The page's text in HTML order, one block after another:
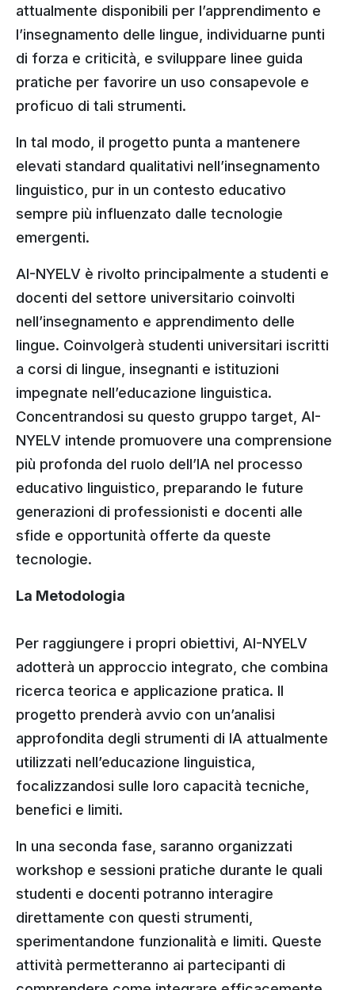
attualmente disponibili per l’apprendimento e
l’insegnamento delle lingue, individuarne punti
di forza e criticità, e sviluppare linee guida
pratiche per favorire un uso consapevole e
proficuo di tali strumenti.
In tal modo, il progetto punta a mantenere
elevati standard qualitativi nell’insegnamento
linguistico, pur in un contesto educativo
sempre più influenzato dalle tecnologie
emergenti.
AI-NYELV è rivolto principalmente a studenti e
docenti del settore universitario coinvolti
nell’insegnamento e apprendimento delle
lingue. Coinvolgerà studenti universitari iscritti
a corsi di lingue, insegnanti e istituzioni
impegnate nell’educazione linguistica.
Concentrandosi su questo gruppo target, AI-
NYELV intende promuovere una comprensione
più profonda del ruolo dell’IA nel processo
educativo linguistico, preparando le future
generazioni di professionisti e docenti alle
sfide e opportunità offerte da queste
tecnologie.
La Metodologia
Per raggiungere i propri obiettivi, AI-NYELV
adotterà un approccio integrato, che combina
ricerca teorica e applicazione pratica. Il
progetto prenderà avvio con un’analisi
approfondita degli strumenti di IA attualmente
utilizzati nell’educazione linguistica,
focalizzandosi sulle loro capacità tecniche,
benefici e limiti.
In una seconda fase, saranno organizzati
workshop e sessioni pratiche durante le quali
studenti e docenti potranno interagire
direttamente con questi strumenti,
sperimentandone funzionalità e limiti. Queste
attività permetteranno ai partecipanti di